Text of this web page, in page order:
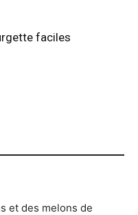
faciles
et des melons de